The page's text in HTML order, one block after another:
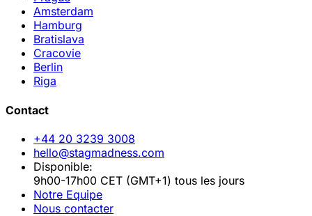
Amsterdam
Hamburg
Bratislava
Cracovie
Berlin
Riga
Contact
+44 20 3239 3008
hello@stagmadness.com
Disponible:
9h00-17h00 CET (GMT+1) tous les jours
Notre Equipe
Nous contacter